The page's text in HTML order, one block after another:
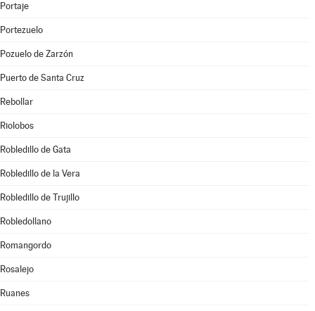
Portaje
Portezuelo
Pozuelo de Zarzón
Puerto de Santa Cruz
Rebollar
Riolobos
Robledillo de Gata
Robledillo de la Vera
Robledillo de Trujillo
Robledollano
Romangordo
Rosalejo
Ruanes